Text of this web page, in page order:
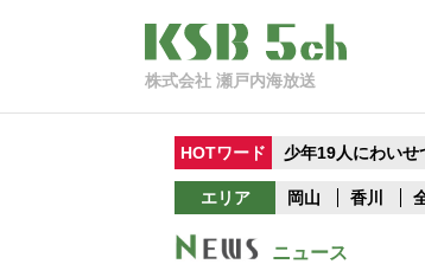
株式会社 瀬戸内海放送
HOTワード 少年19人にわいせ
エリア 岡山 香川
ニュース